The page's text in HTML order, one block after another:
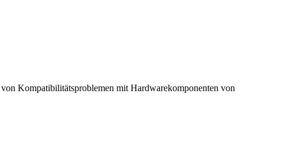
Kompatibilitätsproblemen mit Hardwarekomponenten von